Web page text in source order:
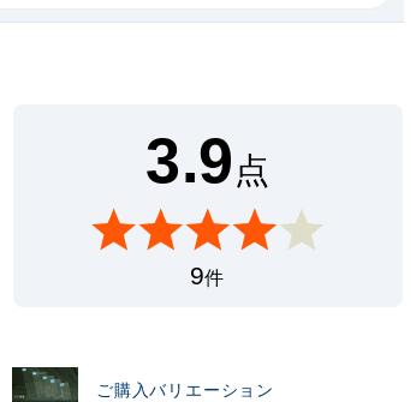
3.9点
9件
ご購入バリエーション